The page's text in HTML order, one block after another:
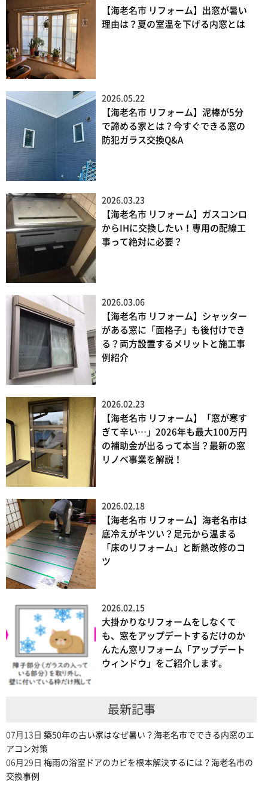
【海老名市 リフォーム】出窓が暑い
理由は？夏の室温を下げる内窓とは
2026.05.22
【海老名市 リフォーム】泥棒が5分
で諦める家とは？今すぐできる窓の
防犯ガラス交換Q&A
2026.03.23
【海老名市 リフォーム】ガスコンロ
からIHに交換したい！専用の配線工
事って絶対に必要？
2026.03.06
【海老名市 リフォーム】シャッター
がある窓に「面格子」も後付けでき
る？両方設置するメリットと施工事
例紹介
2026.02.23
【海老名市 リフォーム】「窓が寒す
ぎて辛い…」2026年も最大100万円
の補助金が出るって本当？最新の窓
リノベ事業を解説！
2026.02.18
【海老名市 リフォーム】海老名市は
底冷えがキツい？足元から温まる
「床のリフォーム」と断熱改修のコ
ツ
2026.02.15
大掛かりなリフォームをしなくて
も、窓をアップデートするだけのか
んたん窓リフォーム「アップデート
ウィンドウ」をご紹介します。
最新記事
07月13日 築50年の古い家はなぜ暑い？海老名市でできる内窓のエ
アコン対策
06月29日 梅雨の浴室ドアのカビを根本解決するには？海老名市の
交換事例